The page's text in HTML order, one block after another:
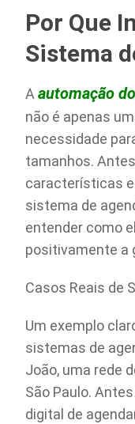
Por Que
Sistema
Aautomação
não é apenas
necessidade
tamanhos.
características
sistema de
entender como
positivamente a
Casos Reais de
Um exemplo
sistemas de
João, uma rede
São Paulo.
digital de